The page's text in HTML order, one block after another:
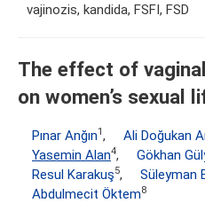
vajinozis, kandida, FSFI, FSD
The effect of
on women’s sexual
Pınar Anğın1 , Ali Doğukan
Yasemin Alan4, Gökhan
Resul Karakuş5, Süleyman
Abdulmecit Öktem8